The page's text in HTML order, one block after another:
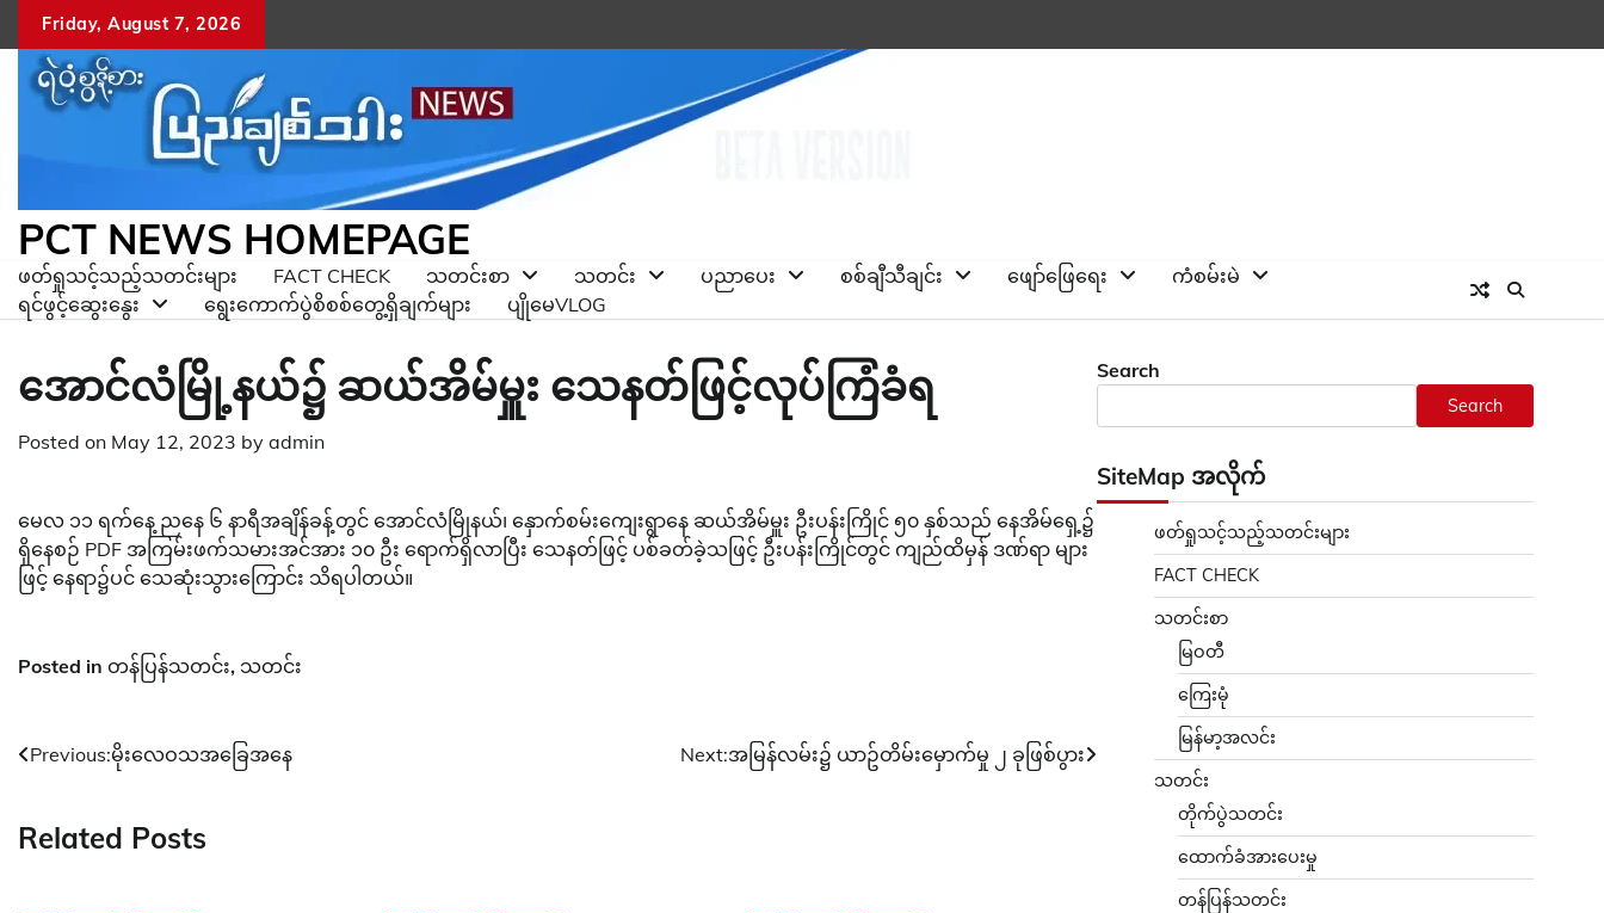
content
Friday, August 7, 2026
PCT NEWS HOMEPAGE
ဖတ်ရှုသင့်သည့်သတင်းများ FACT CHECK သတင်းစာ သတင်း ပညာပေး စစ်ချီသီချင်း ဖျော်ဖြေရေး
ကံစမ်းမဲ
ရင်ဖွင့်ဆွေးနွေး
ရွေးကောက်ပွဲစိစစ်တွေ့ရှိချက်များ ပျိုမေVLOG
အောင်လံမြို့နယ်၌ ဆယ်အိမ်မှူး သေနတ်ဖြင့်လုပ်ကြံခံရ
Posted on May 12, 2023 by admin
မေလ ၁၁ ရက်နေ့ ညနေ ၆ နာရီအချိန်ခန့်တွင် အောင်လံမြိုနယ်၊ နှောက်စမ်းကျေးရွာနေ ဆယ်အိမ်မှူး ဦးပန်းကြိုင် ၅၀ နှစ်သည် နေအိမ်‌ရှေ့၌
ရှိနေစဉ် PDF အကြမ်းဖက်သမားအင်အား ၁၀ ဦး ရောက်ရှိလာပြီး သေနတ်ဖြင့် ပစ်ခတ်ခဲ့သဖြင့် ဦးပန်းကြိုင်တွင် ကျည်ထိမှန် ဒဏ်ရာ များ
ဖြင့် နေရာ၌ပင် သေဆုံးသွားကြောင်း သိရပါတယ်။
Posted in တန်ပြန်သတင်း, သတင်း
Post
Previous:မိုးလေဝသအခြေအနေ Next:အမြန်လမ်း၌ ယာဥ်တိမ်းမှောက်မှု ၂ ခုဖြစ်ပွား
Related Posts
Search
Search
SiteMap အလိုက်
ဖတ်ရှုသင့်သည့်သတင်းများ
FACT CHECK
သတင်းစာ
မြဝတီ
ကြေးမုံ
မြန်မာ့အလင်း
သတင်း
တိုက်ပွဲသတင်း
ထောက်ခံအားပေးမှု
တန်ပြန်သတင်း